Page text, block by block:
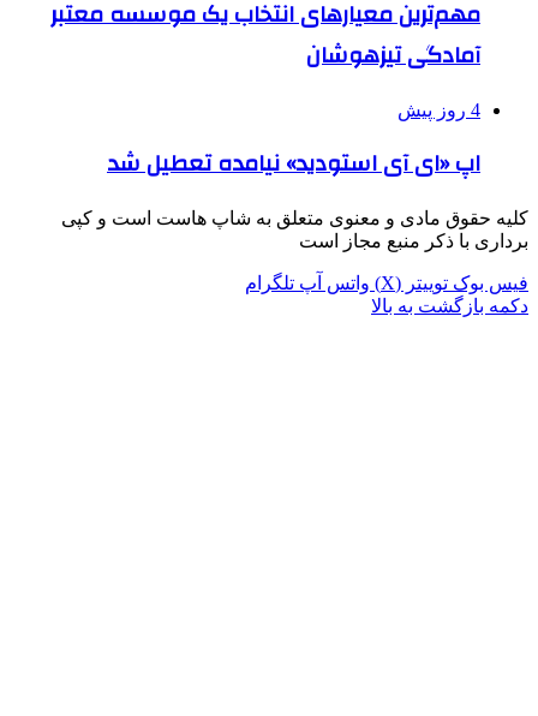
مهم‌ترین معیارهای انتخاب یک موسسه معتبر
آمادگی تیزهوشان
4 روز پیش
اپ «ای آی استودید» نیامده تعطیل شد
کلیه حقوق مادی و معنوی متعلق به شاپ هاست است و کپی
برداری با ذکر منبع مجاز است
فیس بوک توییتر (X) واتس آپ تلگرام
دکمه بازگشت به بالا